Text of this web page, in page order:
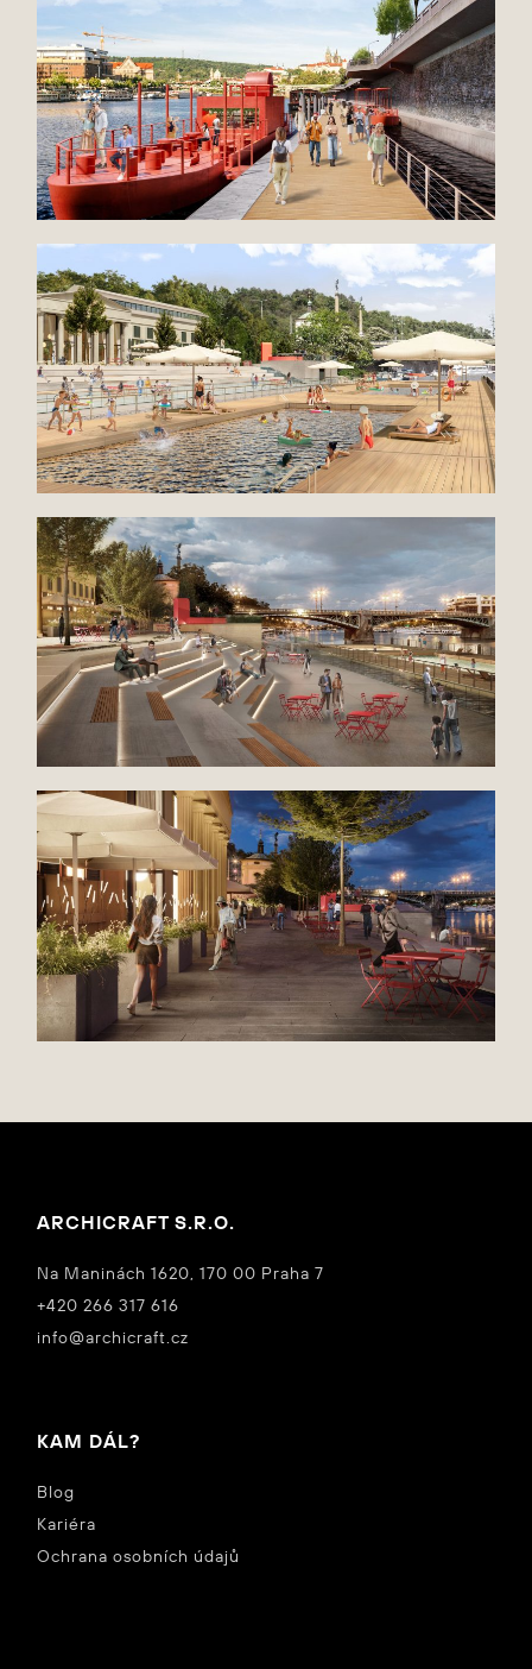
ARCHICRAFT S.R.O.
Na Maninách 1620, 170 00 Praha 7
+420 266 317 616
info@archicraft.cz
KAM DÁL?
Blog
Kariéra
Ochrana osobních údajů